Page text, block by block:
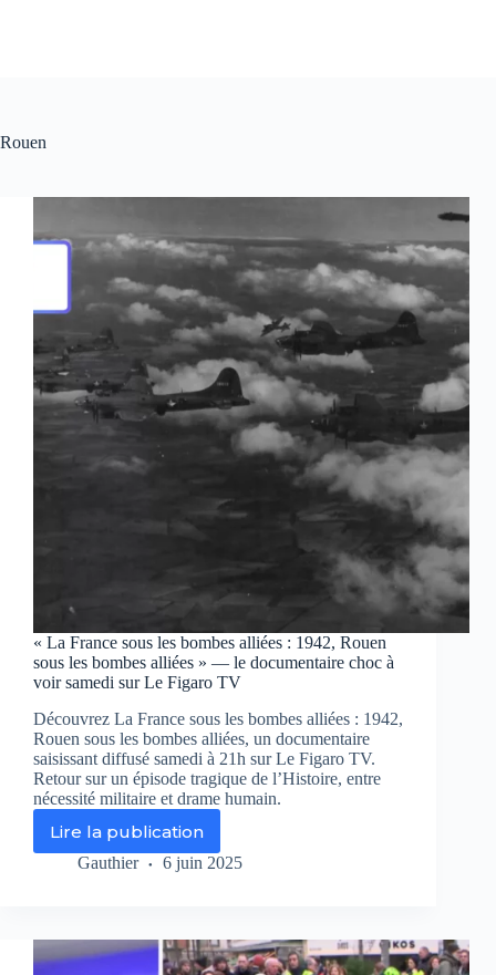
Rouen
« La France sous les bombes alliées : 1942, Rouen
sous les bombes alliées » — le documentaire choc à
voir samedi sur Le Figaro TV
Découvrez La France sous les bombes alliées : 1942,
Rouen sous les bombes alliées, un documentaire
saisissant diffusé samedi à 21h sur Le Figaro TV.
Retour sur un épisode tragique de l’Histoire, entre
nécessité militaire et drame humain.
Lire la publication
« La
France
alliées
Gauthier 6 juin 2025